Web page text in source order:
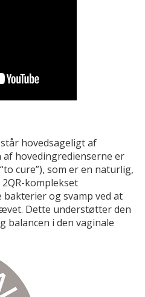
hovedsageligt af
hovedingredienserne er
cure”), som er en naturlig,
komplekset
og svamp ved at
Dette understøtter den
balancen i den vaginale